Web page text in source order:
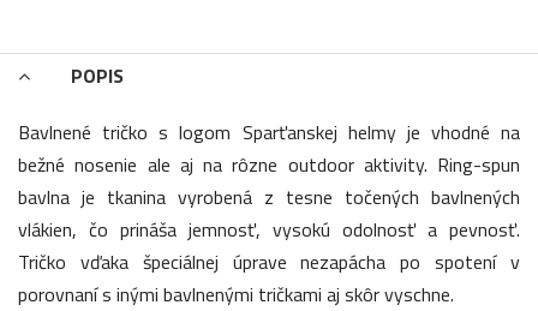
POPIS
Bavlnené tričko s logom Sparťanskej helmy je vhodné na
bežné nosenie ale aj na rôzne outdoor aktivity. Ring-spun
bavlna je tkanina vyrobená z tesne točených bavlnených
vlákien, čo prináša jemnosť, vysokú odolnosť a pevnosť.
Tričko vďaka špeciálnej úprave nezapácha po spotení v
porovnaní s inými bavlnenými tričkami aj skôr vyschne.